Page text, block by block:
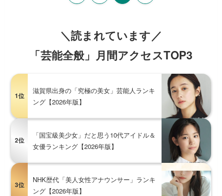
＼読まれています／
「芸能全般」月間アクセスTOP3
1位
滋賀県出身の「究極の美女」芸能人ランキ
ング【2026年版】
2位
「国宝級美少女」だと思う10代アイドル＆
女優ランキング【2026年版】
3位
NHK歴代「美人女性アナウンサー」ランキ
ング【2026年版】